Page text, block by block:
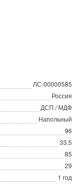
ЛС-00000585
Россия
ДСП / МДФ
Напольный
96
33.5
85
29
1 год